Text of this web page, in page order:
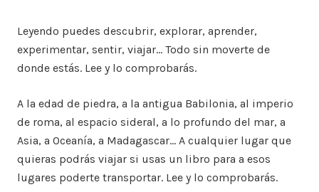
Leyendo puedes descubrir, explorar, aprender,
experimentar, sentir, viajar… Todo sin moverte de
donde estás. Lee y lo comprobarás.
A la edad de piedra, a la antigua Babilonia, al imperio
de roma, al espacio sideral, a lo profundo del mar, a
Asia, a Oceanía, a Madagascar… A cualquier lugar que
quieras podrás viajar si usas un libro para a esos
lugares poderte transportar. Lee y lo comprobarás.